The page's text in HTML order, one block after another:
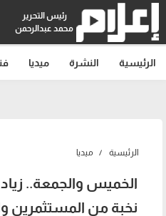
رئيس التحرير
محمد عبدالرحمن
الرئيسية النشرة ميديا
الرئيسية ميديا
الخميس والجمعة..
نخبة من المستثمرين